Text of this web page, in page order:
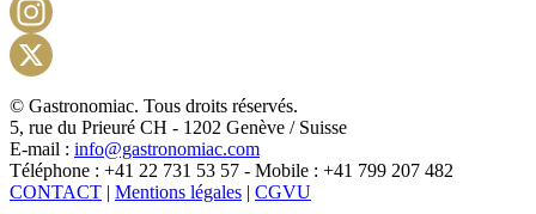
X
© Gastronomiac. Tous droits réservés.
5, rue du Prieuré CH - 1202 Genève / Suisse
E-mail : info@gastronomiac.com
Téléphone : +41 22 731 53 57 - Mobile : +41 799 207 482
CONTACT | Mentions légales | CGVU